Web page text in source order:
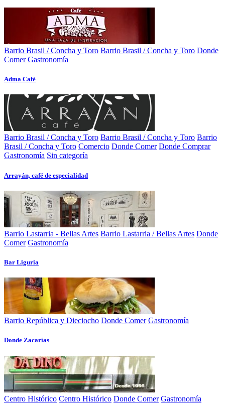
Barrio Brasil / Concha y Toro Barrio Brasil / Concha y Toro Donde
Comer Gastronomía
Adma Café
Barrio Brasil / Concha y Toro Barrio Brasil / Concha y Toro Barrio
Brasil / Concha y Toro Comercio Donde Comer Donde Comprar
Gastronomía Sin categoría
Arrayán, café de especialidad
Barrio Lastarria - Bellas Artes Barrio Lastarria / Bellas Artes Donde
Comer Gastronomía
Bar Liguria
Barrio República y Dieciocho Donde Comer Gastronomía
Donde Zacarías
Centro Histórico Centro Histórico Donde Comer Gastronomía